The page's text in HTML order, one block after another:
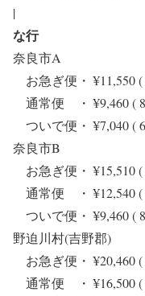
|
な行
奈良市A
お急ぎ便・ ¥11,550
通常便 ・ ¥9,460 (
ついで便・ ¥7,040
奈良市B
お急ぎ便・ ¥15,510
通常便 ・ ¥12,540
ついで便・ ¥9,460
野迫川村(吉野郡)
お急ぎ便・ ¥20,460
通常便 ・ ¥16,500